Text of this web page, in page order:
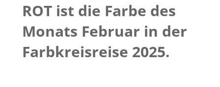
ROT ist die Farbe des
Monats Februar in der
Farbkreisreise 2025.